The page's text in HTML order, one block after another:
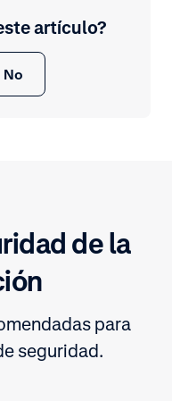
artículo?
No
de la
para
seguridad.